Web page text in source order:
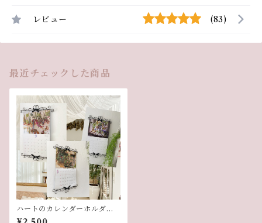
レビュー (83)
最近チェックした商品
ハートのカレンダーホルダー
（単品）